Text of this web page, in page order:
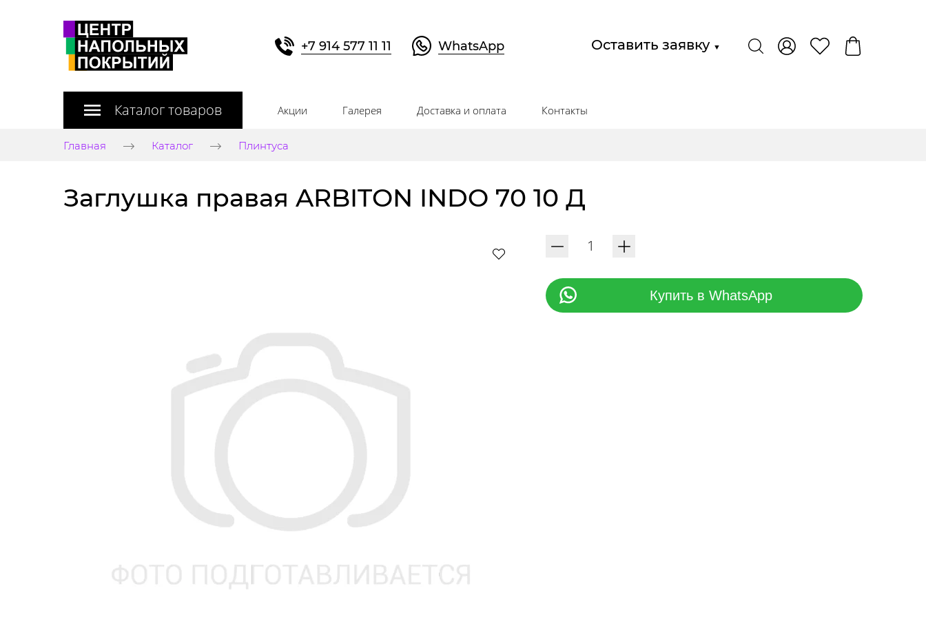
+7 914 577 11 11 WhatsApp Оставить заявку ▼
Каталог товаров Акции Галерея Доставка и оплата Контакты
Главная Каталог Плинтуса
Заглушка правая ARBITON INDO 70 10 Д
Купить в WhatsApp